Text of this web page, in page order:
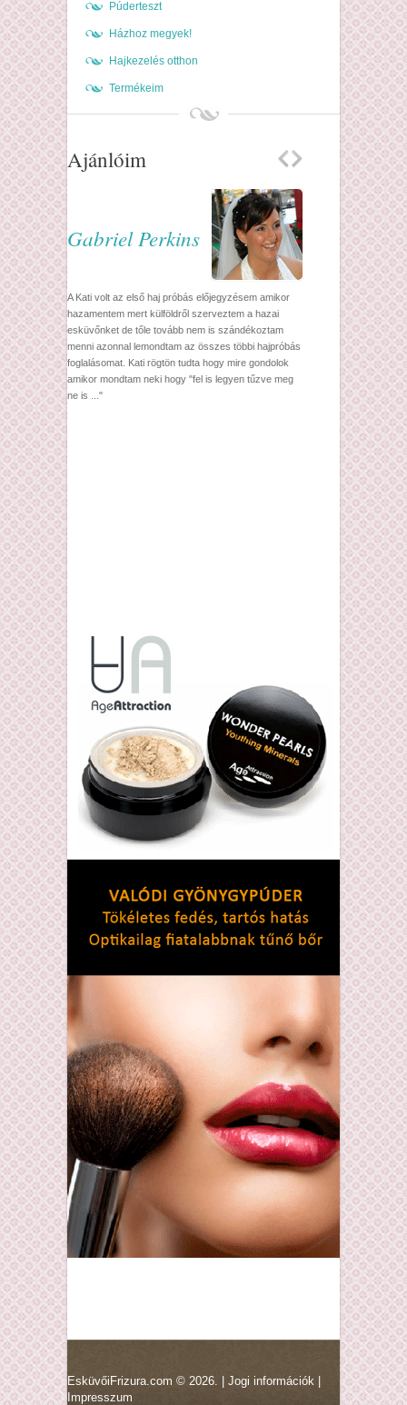
Púderteszt
Házhoz megyek!
Hajkezelés otthon
Termékeim
Ajánlóim
Gabriel Perkins
A Kati volt az első haj próbás előjegyzésem amikor
hazamentem mert külföldről szerveztem a hazai
esküvőnket de tőle tovább nem is szándékoztam
menni azonnal lemondtam az összes többi hajpróbás
foglalásomat. Kati rögtön tudta hogy mire gondolok
amikor mondtam neki hogy "fel is legyen tűzve meg
ne is ..."
EsküvőiFrizura.com © 2026. | Jogi információk
Impresszum